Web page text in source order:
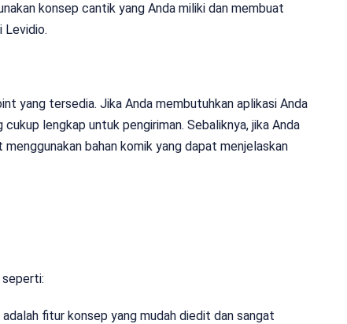
konsep cantik yang Anda miliki dan membuat
Levidio.
yang tersedia. Jika Anda membutuhkan aplikasi Anda
lengkap untuk pengiriman. Sebaliknya, jika Anda
bahan komik yang dapat menjelaskan
seperti:
fitur konsep yang mudah diedit dan sangat